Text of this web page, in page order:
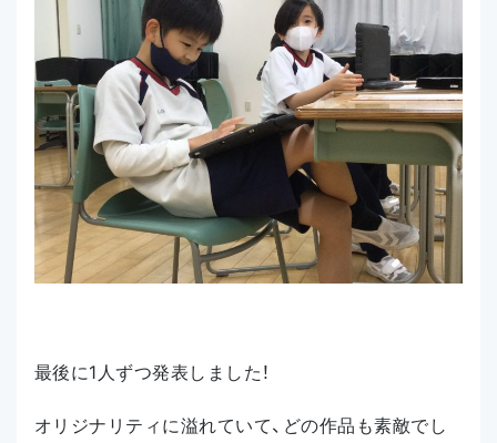
最後に1人ずつ発表しました！
オリジナリティに溢れていて、どの作品も素敵でし